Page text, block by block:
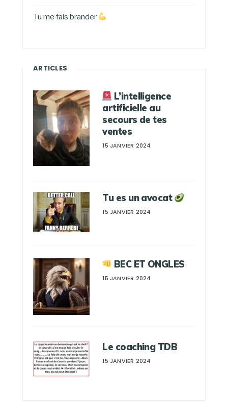
Tu me fais brander
ARTICLES
L’intelligence
artificielle au
secours de tes
ventes
15 JANVIER 2024
Tu es un avocat
15 JANVIER 2024
BEC ET ONGLES
15 JANVIER 2024
Le coaching TDB
15 JANVIER 2024